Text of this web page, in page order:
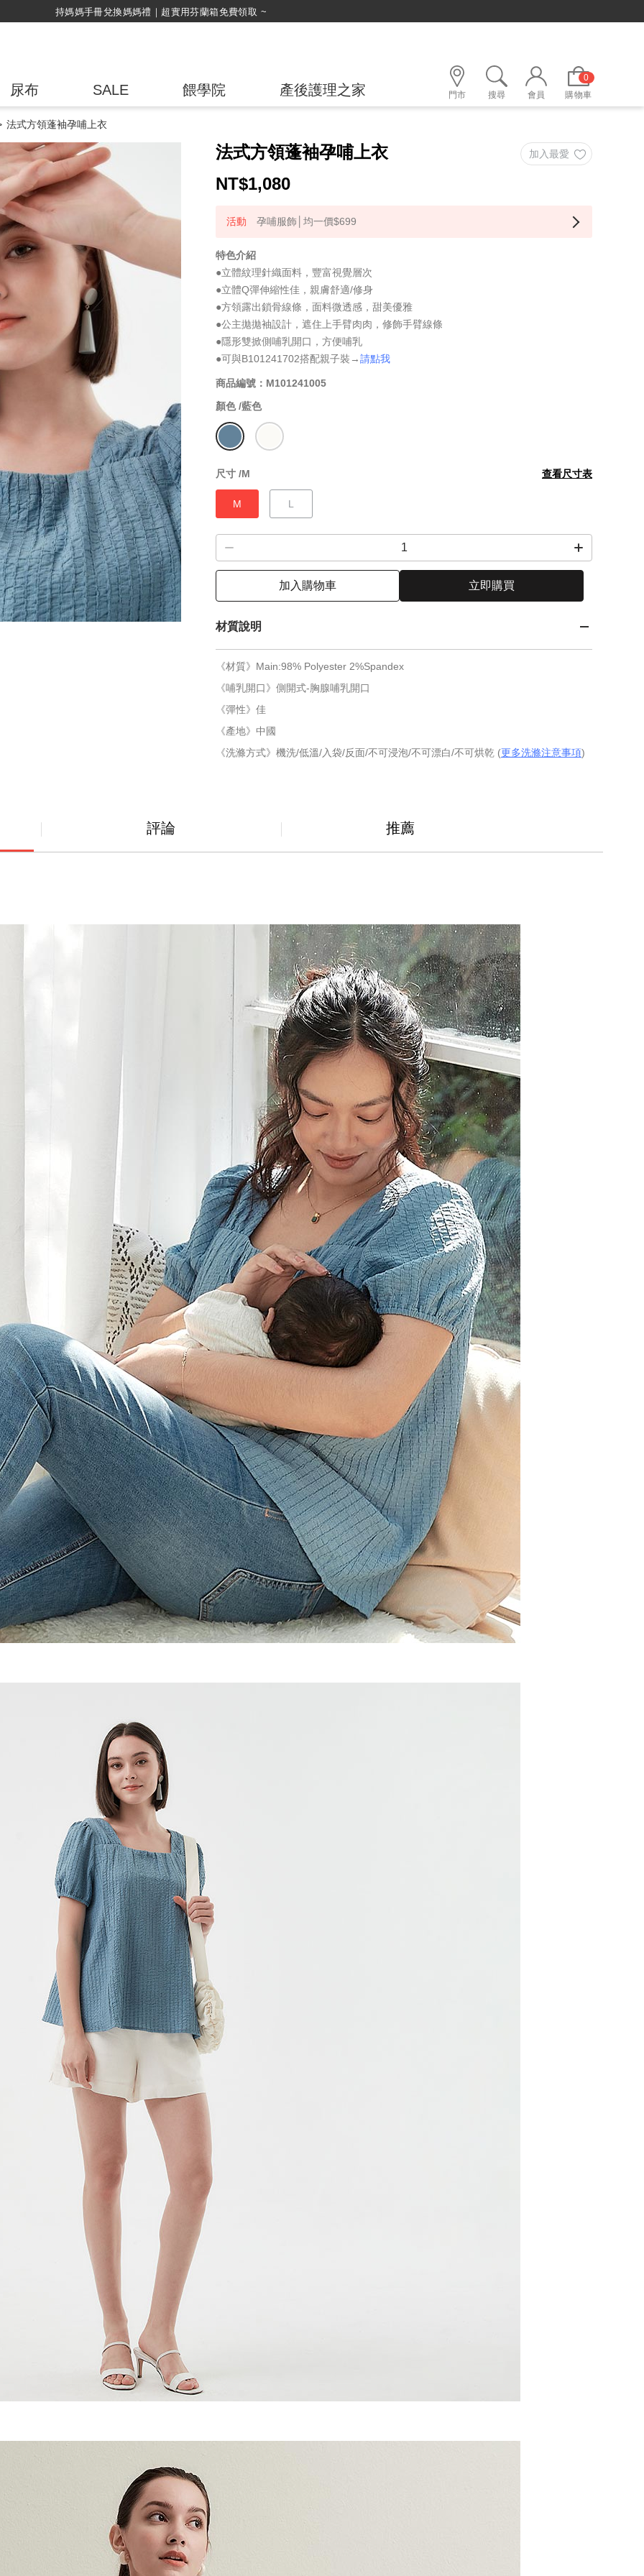
尿布 SALE 餵學院 產後護理之家 門市 搜尋 會員
0
購物車
法式方領蓬袖孕哺上衣
法式方領蓬袖孕哺上衣
NT$1,080
孕哺服飾│均一價$699
特色介紹
●立體紋理針織面料，豐富視覺層次
●立體Q彈伸縮性佳，親膚舒適/修身
●方領露出鎖骨線條，面料微透感，甜美優雅
●公主拋拋袖設計，遮住上手臂肉肉，修飾手臂線條
●隱形雙掀側哺乳開口，方便哺乳
●可與B101241702搭配親子裝→請點我
商品編號：M101241005
顏色 /藍色
尺寸 /M 查看尺寸表
M L
加入購物車 立即購買
材質說明
《材質》Main:98% Polyester 2%Spandex
《哺乳開口》側開式-胸腺哺乳開口
《彈性》佳
《產地》中國
《洗滌方式》機洗/低溫/入袋/反面/不可浸泡/不可漂白/不可烘乾 (更多洗滌注意事項)
評論 推薦